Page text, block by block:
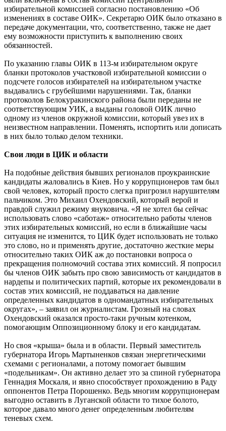
избирательной комиссией согласно постановлению «Об
изменениях в составе ОИК». Секретарю ОИК было отказано в
передаче документации, что, соответственно, также не дает
ему возможности приступить к выполнению своих
обязанностей.
По указанию главы ОИК в 113-м избирательном округе
бланки протоколов участковой избирательной комиссии о
подсчете голосов избирателей на избирательном участке
выдавались с грубейшими нарушениями. Так, бланки
протоколов Белокуракинского района были переданы не
соответствующим УИК, а выданы головой ОИК лично
одному из членов окружной комиссии, который увез их в
неизвестном направлении. Поменять, испортить или дописать
в них было только делом техники.
Свои люди в ЦИК и области
На подобные действия бывших регионалов проукраинские
кандидаты жаловались в Киев. Но у коррупционеров там был
свой человек, который просто слегка пригрозил нарушителям
пальчиком. Это Михаил Охендовский, который верой и
правдой служил режиму януковича. «Я не хотел бы сейчас
использовать слово «саботаж» относительно работы членов
этих избирательных комиссий, но если в ближайшие часы
ситуация не изменится, то ЦИК будет использовать не только
это слово, но и применять другие, достаточно жесткие меры
относительно таких ОИК аж до постановки вопроса о
прекращения полномочий состава этих комиссий. Я попросил
бы членов ОИК забыть про свою зависимость от кандидатов в
нардепы и политических партий, которые их рекомендовали в
состав этих комиссий, не поддаваться на давление
определенных кандидатов в одномандатных избирательных
округах», – заявил он журналистам. Грозный на словах
Охендовский оказался просто-таки ручным котенком,
помогающим Оппозиционному блоку и его кандидатам.
Но своя «крыша» была и в области. Первый заместитель
губернатора Игорь Мартыненков связан энергетическими
схемами с регионалами, а потому помогает бывшим
«подельникам». Он активно делает это за спиной губернатора
Геннадия Москаля, и явно способствует прохождению в Раду
оппонентов Петра Порошенко. Ведь многим коррупционерам
выгодно оставить в Луганской области то тихое болото,
которое давало много денег определенным любителям
теневых схем.